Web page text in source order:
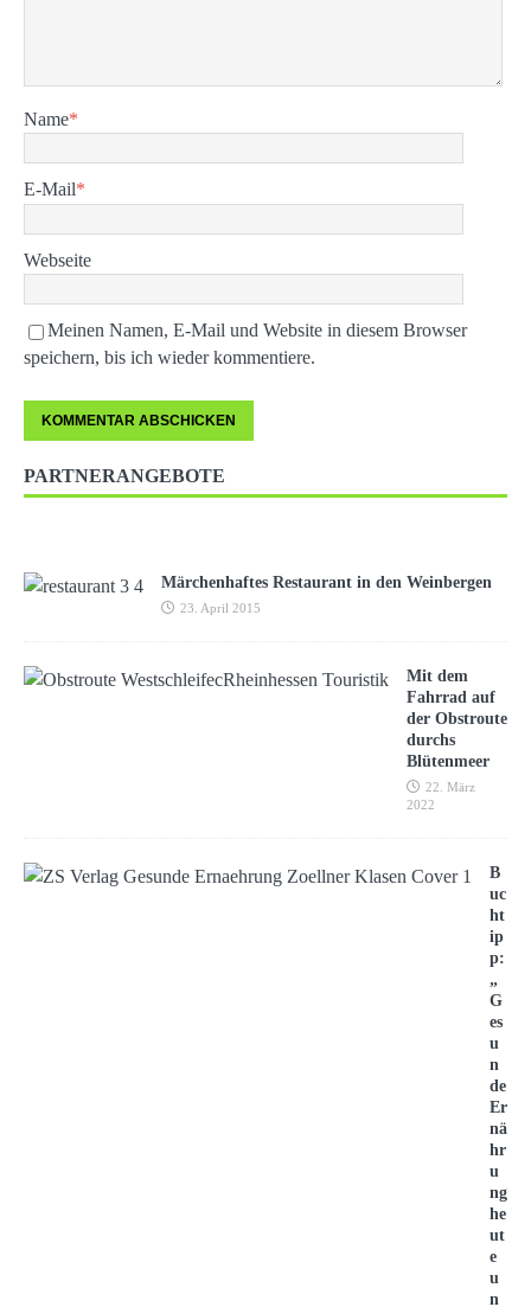
Name*
E-Mail*
Webseite
Meinen Namen, E-Mail und Website in diesem Browser
speichern, bis ich wieder kommentiere.
PARTNERANGEBOTE
Märchenhaftes Restaurant in den Weinbergen
23. April 2015
Mit dem
Fahrrad auf
der Obstroute
durchs
Blütenmeer
22. März
2022
B
uc
ht
ip
p:
„
G
es
u
n
de
Er
nä
hr
u
ng
he
ut
e
u
n